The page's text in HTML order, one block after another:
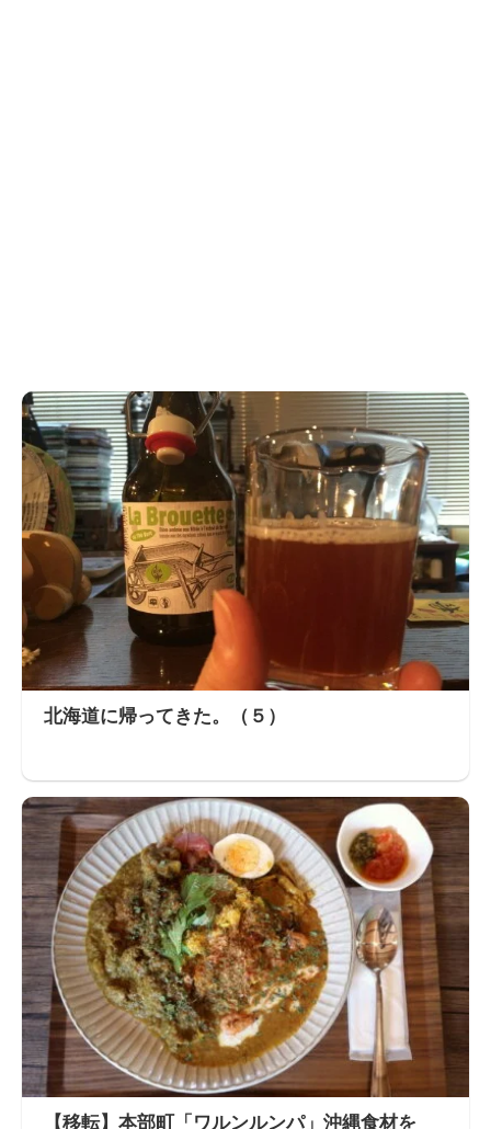
北海道に帰ってきた。（５）
【移転】本部町「ワルンルンパ」沖縄食材を